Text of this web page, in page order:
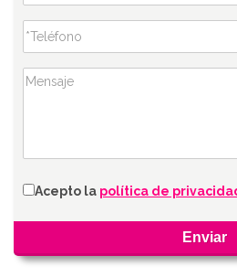
Acepto la política de